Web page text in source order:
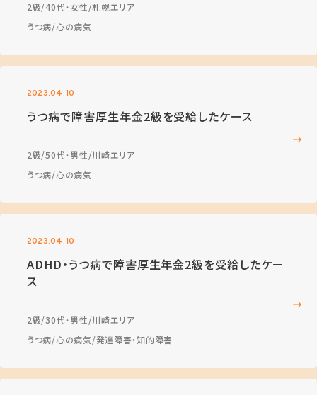
2級 40代・女性 札幌エリア
うつ病 心の病気
2023.04.10
うつ病で障害厚生年金2級を受給したケース
2級 50代・男性 川崎エリア
うつ病 心の病気
2023.04.10
ADHD・うつ病で障害厚生年金2級を受給したケー
ス
2級 30代・男性 川崎エリア
うつ病 心の病気 発達障害・知的障害